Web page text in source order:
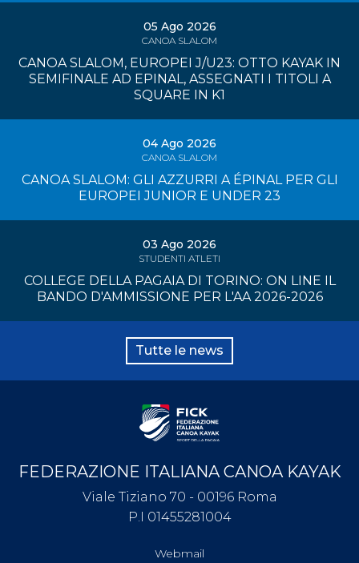
05 Ago 2026
CANOA SLALOM
CANOA SLALOM, EUROPEI J/U23: OTTO KAYAK IN
SEMIFINALE AD EPINAL, ASSEGNATI I TITOLI A
SQUARE IN K1
04 Ago 2026
CANOA SLALOM
CANOA SLALOM: GLI AZZURRI A ÉPINAL PER GLI
EUROPEI JUNIOR E UNDER 23
03 Ago 2026
STUDENTI ATLETI
COLLEGE DELLA PAGAIA DI TORINO: ON LINE IL
BANDO D'AMMISSIONE PER L'AA 2026-2026
Tutte le news
FEDERAZIONE ITALIANA CANOA KAYAK
Viale Tiziano 70 - 00196 Roma
P.I 01455281004
Webmail